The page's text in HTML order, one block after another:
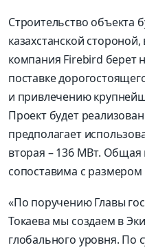
Строительство объекта
казахстанской
компания Firebird берет
поставке
и привлечению
Проект будет
предполагает
вторая – 136 МВт.
сопоставима с размером
«По поручению Главы
Токаева мы создаем в
глобального уровня. По